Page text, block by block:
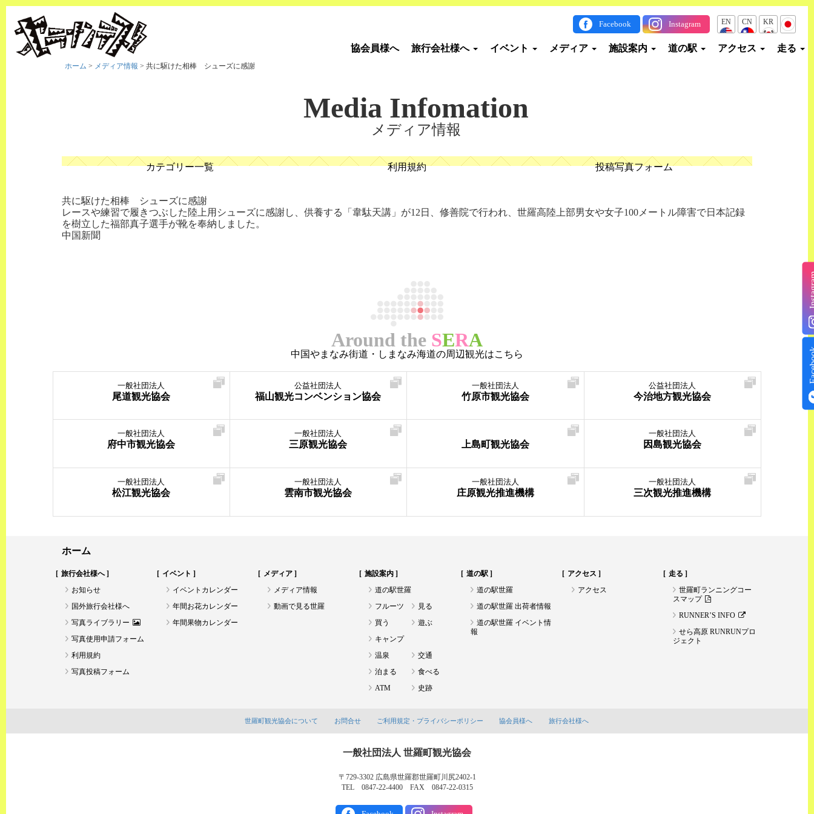
Facebook Instagram EN CN KR JP
協会員様へ 旅行会社様へ イベント メディア 施設案内 道の駅 アクセス 走る
ホーム > メディア情報 > 共に駆けた相棒 シューズに感謝
Media Infomation
メディア情報
カテゴリー一覧 利用規約 投稿写真フォーム
共に駆けた相棒 シューズに感謝
レースや練習で履きつぶした陸上用シューズに感謝し、供養する「韋駄天講」が12日、修善院で行われ、世羅高陸上部男女や女子100メートル障害で日本記録
を樹立した福部真子選手が靴を奉納しました。
中国新聞
Around the SERA
中国やまなみ街道・しまなみ海道の周辺観光はこちら
一般社団法人
尾道観光協会
公益社団法人
福山観光コンベンション協会
一般社団法人
竹原市観光協会
公益社団法人
今治地方観光協会
一般社団法人
府中市観光協会
一般社団法人
三原観光協会 上島町観光協会
一般社団法人
因島観光協会
一般社団法人
松江観光協会
一般社団法人
雲南市観光協会
一般社団法人
庄原観光推進機構
一般社団法人
三次観光推進機構
ホーム
旅行会社様へ
お知らせ
国外旅行会社様へ
写真ライブラリー
写真使用申請フォーム
利用規約
写真投稿フォーム
イベント
イベントカレンダー
年間お花カレンダー
年間果物カレンダー
メディア
メディア情報
動画で見る世羅
施設案内
道の駅世羅
フルーツ
見る
買う
遊ぶ
キャンプ
温泉
交通
泊まる
食べる
ATM
史跡
道の駅
道の駅世羅
道の駅世羅 出荷者情報
道の駅世羅 イベント情
報
アクセス
アクセス
走る
世羅町ランニングコー
スマップ
RUNNER’S INFO
せら高原 RUNRUNプロ
ジェクト
世羅町観光協会について お問合せ ご利用規定・プライバシーポリシー 協会員様へ 旅行会社様へ
一般社団法人 世羅町観光協会
〒729-3302 広島県世羅郡世羅町川尻2402-1
TEL 0847-22-4400 FAX 0847-22-0315